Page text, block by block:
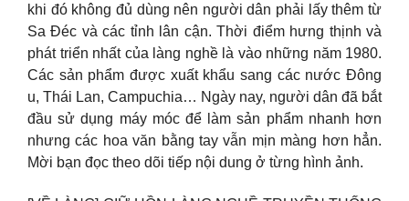
khi đó không đủ dùng nên người dân phải lấy thêm từ
Sa Đéc và các tỉnh lân cận. Thời điểm hưng thịnh và
phát triển nhất của làng nghề là vào những năm 1980.
Các sản phẩm được xuất khẩu sang các nước Đông
u, Thái Lan, Campuchia… Ngày nay, người dân đã bắt
đầu sử dụng máy móc để làm sản phẩm nhanh hơn
nhưng các hoa văn bằng tay vẫn mịn màng hơn hẳn.
Mời bạn đọc theo dõi tiếp nội dung ở từng hình ảnh.